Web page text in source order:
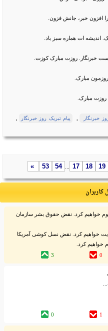
افزون خبر، جانش فزون.
اندیشه ات هماره سبز باد.
خبرنگار. روزت مبارک کوزت.
مبارک.
مبارک.
پیام تبریک روز خبرنگار
17 18 19
53 54
»
کاربران
خواهیم کرد. نقض حقوق بشر سازمان
خواهیم کرد. نقض نسل کوشی آمریکا
خواهیم کرد.
0
3
1
0